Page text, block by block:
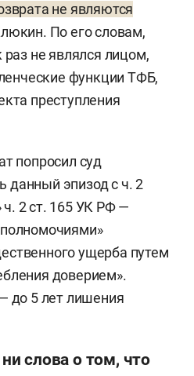
не являются
По его словам,
раз не являлся лицом,
функции ТФБ,
преступления
попросил суд
данный эпизод с ч. 2
ч. 2 ст. 165 УК РФ —
ущерба путем
доверием».
до 5 лет лишения
слова о том, что